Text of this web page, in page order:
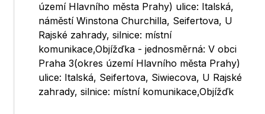
území Hlavního města Prahy) ulice: Italská,
náměstí Winstona Churchilla, Seifertova, U
Rajské zahrady, silnice: místní
komunikace,Objížďka - jednosměrná: V obci
Praha 3(okres území Hlavního města Prahy)
ulice: Italská, Seifertova, Siwiecova, U Rajské
zahrady, silnice: místní komunikace,Objížďk